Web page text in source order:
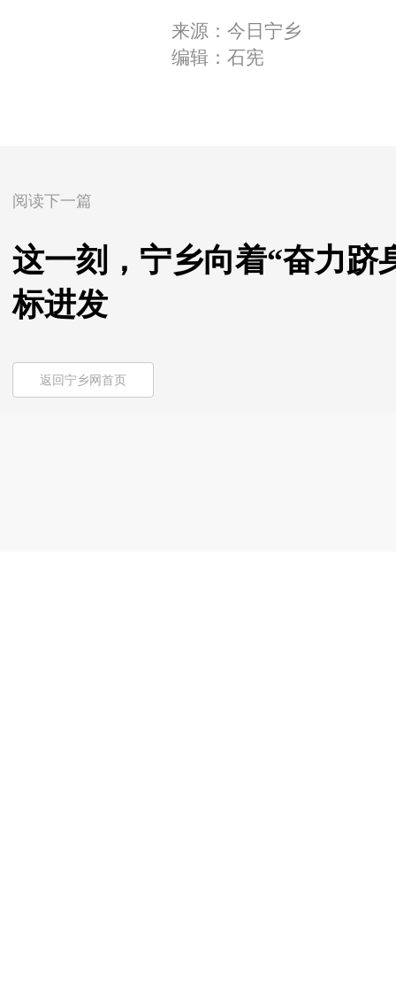
来源：今日宁乡
编辑：石宪
阅读下一篇
这一刻，宁乡向着“奋力跻
标进发
返回宁乡网首页